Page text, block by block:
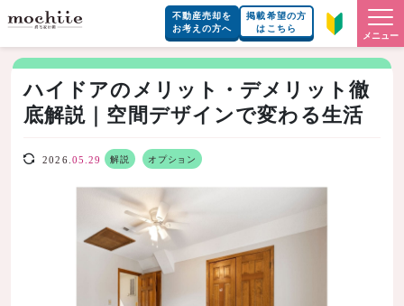
不動産売却を
お考えの方へ
掲載希望の方
はこちら
メニュー
ハイドアのメリット・デメリット徹
底解説｜空間デザインで変わる生活
2026. 05.29 解説 オプション